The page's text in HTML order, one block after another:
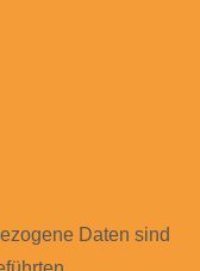
Daten sind